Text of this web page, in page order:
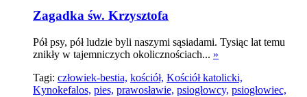
Zagadka św. Krzysztofa
Pół psy, pół ludzie byli naszymi sąsiadami. Tysiąc lat temu
znikły w tajemniczych okolicznościach... »
Tagi: człowiek-bestia, kościół, Kościół katolicki,
Kynokefalos, pies, prawosławie, psiogłowcy, psiogłowiec,